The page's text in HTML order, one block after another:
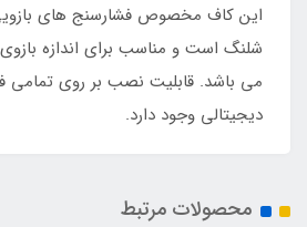
این کاف مخصوص فشارسنج های
می باشد. قابلیت نصب بر روی تمامی
دیجیتالی وجود دارد.
محصولات مرتبط